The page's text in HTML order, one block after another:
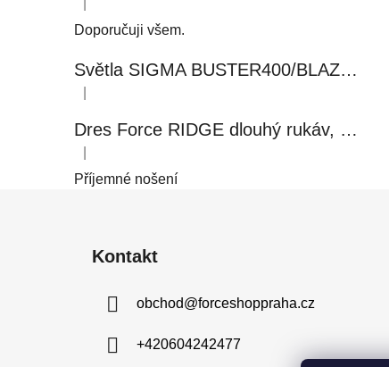
Hodnocení produktu je 5 z 5 hvězdiček.
Doporučuji všem.
Světla SIGMA BUSTER400/BLAZE FLASH, přední+zadní
Hodnocení produktu je 5 z 5 hvězdiček.
Dres Force RIDGE dlouhý rukáv, černo-modrý
Hodnocení produktu je 5 z 5 hvězdiček.
Příjemné nošení
Kontakt
obchod@forceshoppraha.cz
+420604242477